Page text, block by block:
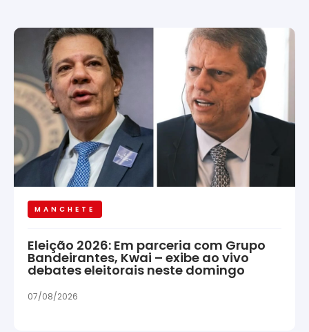
MANCHETE
Eleição 2026: Em parceria com Grupo
Bandeirantes, Kwai – exibe ao vivo
debates eleitorais neste domingo
07/08/2026